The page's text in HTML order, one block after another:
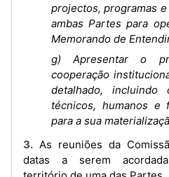
projectos, programas
ambas Partes para
Memorando de
g) Apresentar o
cooperação
detalhado, incluindo
técnicos, humanos e
para a sua
3. As reuniões da Comissão serão realizadas nas
datas a serem